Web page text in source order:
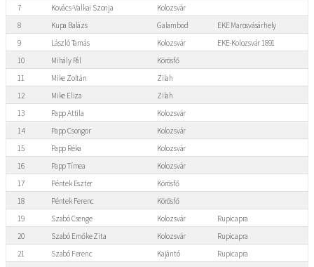
7
Kovács-Valkai Szonja
Kolozsvár
8
Kupa Balázs Galambod
EKE Marosvásárhely
9
László Tamás Kolozsvár
EKE-Kolozsvár 1891
10
Mihály Pál
Körösfő
11
Mike Zoltán
Zilah
12
Mike Eliza
Zilah
13
Papp Attila
Kolozsvár
14
Papp Csongor
Kolozsvár
15
Papp Réka
Kolozsvár
16
Papp Tímea
Kolozsvár
17
Péntek Eszter
Körösfő
18
Péntek Ferenc
Körösfő
19
Szabó Csenge Kolozsvár
Rupicapra
20
Szabó Emőke Zita Kolozsvár
Rupicapra
21
Szabó Ferenc Kajántó
Rupicapra